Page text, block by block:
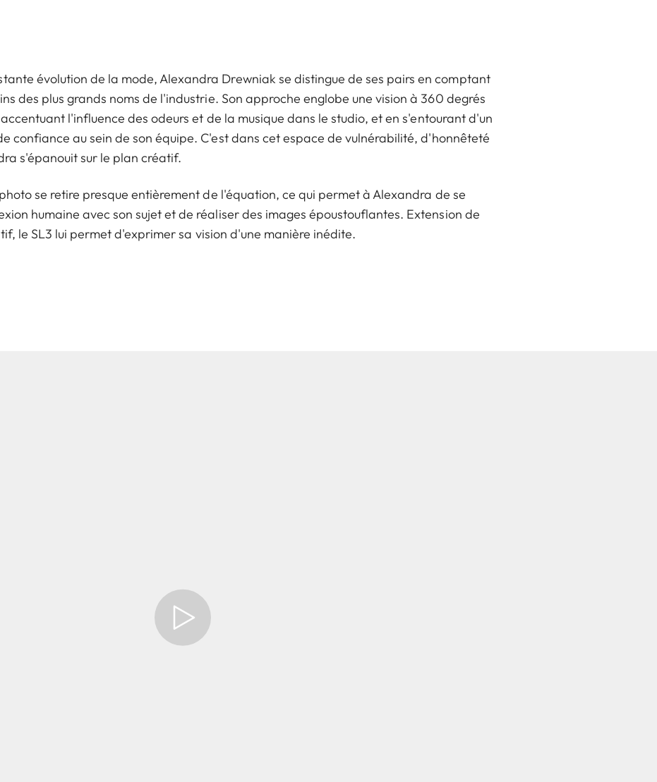
évolution de la mode, Alexandra Drewniak se distingue de ses pairs en comptant
des plus grands noms de l'industrie. Son approche englobe une vision à 360 degrés
l'influence des odeurs et de la musique dans le studio, et en s'entourant d'un
confiance au sein de son équipe. C'est dans cet espace de vulnérabilité, d'honnêteté
s'épanouit sur le plan créatif.
se retire presque entièrement de l'équation, ce qui permet à Alexandra de se
humaine avec son sujet et de réaliser des images époustouflantes. Extension de
le SL3 lui permet d'exprimer sa vision d'une manière inédite.